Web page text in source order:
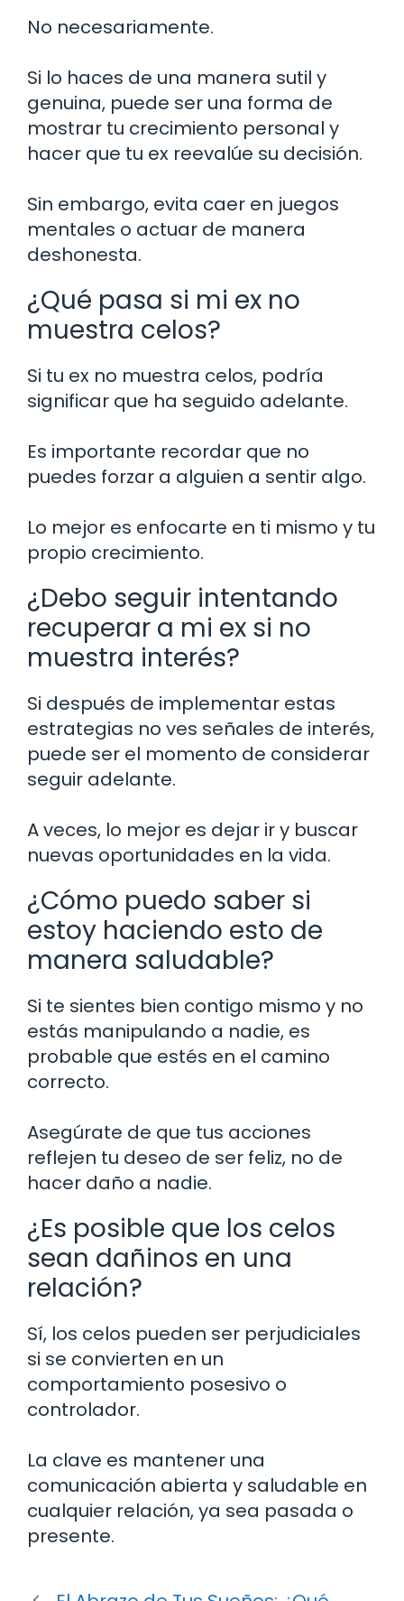
No necesariamente.
Si lo haces de una manera sutil y
genuina, puede ser una forma de
mostrar tu crecimiento personal y
hacer que tu ex reevalúe su decisión.
Sin embargo, evita caer en juegos
mentales o actuar de manera
deshonesta.
¿Qué pasa si mi ex no
muestra celos?
Si tu ex no muestra celos, podría
significar que ha seguido adelante.
Es importante recordar que no
puedes forzar a alguien a sentir algo.
Lo mejor es enfocarte en ti mismo y tu
propio crecimiento.
¿Debo seguir intentando
recuperar a mi ex si no
muestra interés?
Si después de implementar estas
estrategias no ves señales de interés,
puede ser el momento de considerar
seguir adelante.
A veces, lo mejor es dejar ir y buscar
nuevas oportunidades en la vida.
¿Cómo puedo saber si
estoy haciendo esto de
manera saludable?
Si te sientes bien contigo mismo y no
estás manipulando a nadie, es
probable que estés en el camino
correcto.
Asegúrate de que tus acciones
reflejen tu deseo de ser feliz, no de
hacer daño a nadie.
¿Es posible que los celos
sean dañinos en una
relación?
Sí, los celos pueden ser perjudiciales
si se convierten en un
comportamiento posesivo o
controlador.
La clave es mantener una
comunicación abierta y saludable en
cualquier relación, ya sea pasada o
presente.